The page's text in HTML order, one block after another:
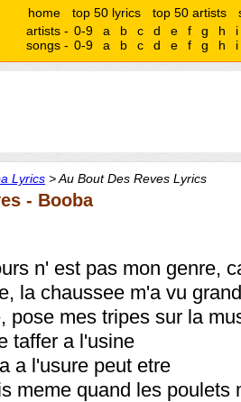
home top 50 lyrics top 50 artists
artists - 0-9 a b c d e f g h
i
songs - 0-9 a b c d e f g h i
Lyrics > Au Bout Des Reves Lyrics
- Booba
n' est pas mon genre,
la chaussee m'a vu
pose mes tripes sur la
taffer a l'usine
a l'usure peut etre
meme quand les poulets